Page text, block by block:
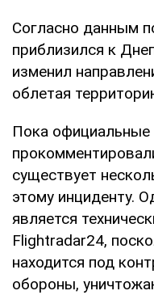
Согласно данным
приблизился к
изменил
облетая
Пока официальные
существует
этому инциденту.
является
Flightradar24,
находится под
обороны,